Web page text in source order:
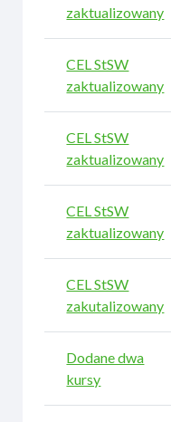
zaktualizowany
CEL StSW
zaktualizowany
CEL StSW
zaktualizowany
CEL StSW
zaktualizowany
CEL StSW
zakutalizowany
Dodane dwa
kursy